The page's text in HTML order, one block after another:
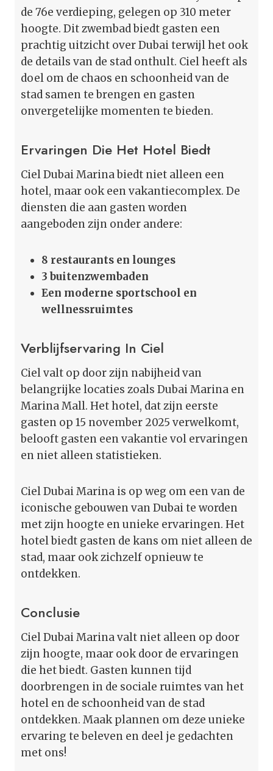
de 76e verdieping, gelegen op 310 meter
hoogte. Dit zwembad biedt gasten een
prachtig uitzicht over Dubai terwijl het ook
de details van de stad onthult. Ciel heeft als
doel om de chaos en schoonheid van de
stad samen te brengen en gasten
onvergetelijke momenten te bieden.
Ervaringen Die Het Hotel Biedt
Ciel Dubai Marina biedt niet alleen een
hotel, maar ook een vakantiecomplex. De
diensten die aan gasten worden
aangeboden zijn onder andere:
8 restaurants en lounges
3 buitenzwembaden
Een moderne sportschool en
wellnessruimtes
Verblijfservaring In Ciel
Ciel valt op door zijn nabijheid van
belangrijke locaties zoals Dubai Marina en
Marina Mall. Het hotel, dat zijn eerste
gasten op 15 november 2025 verwelkomt,
belooft gasten een vakantie vol ervaringen
en niet alleen statistieken.
Ciel Dubai Marina is op weg om een van de
iconische gebouwen van Dubai te worden
met zijn hoogte en unieke ervaringen. Het
hotel biedt gasten de kans om niet alleen de
stad, maar ook zichzelf opnieuw te
ontdekken.
Conclusie
Ciel Dubai Marina valt niet alleen op door
zijn hoogte, maar ook door de ervaringen
die het biedt. Gasten kunnen tijd
doorbrengen in de sociale ruimtes van het
hotel en de schoonheid van de stad
ontdekken. Maak plannen om deze unieke
ervaring te beleven en deel je gedachten
met ons!